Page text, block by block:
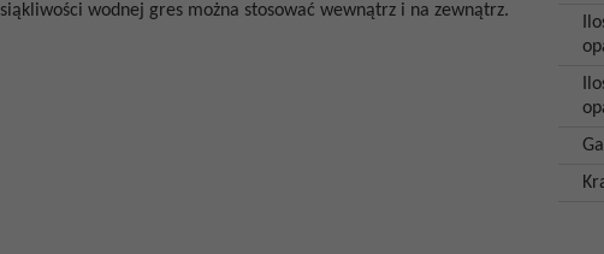
wodnej gres można stosować wewnątrz i na zewnątrz.